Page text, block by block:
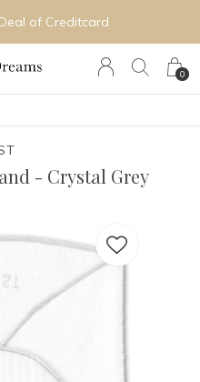
0
of Creditcard
- Crystal Grey